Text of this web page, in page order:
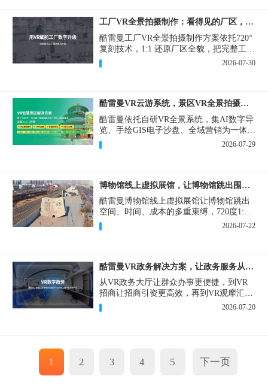
工厂VR全景拍摄制作：看得见的厂区，省下来的成本
酷雷曼工厂VR全景拍摄制作方案依托720°
复刻技术，1:1 还原厂区全貌，把完整工厂
搬进手机、电脑大屏，既是工厂对外拓客
的数字化名片，也是内部管理、人员培训
2026-07-30
酷雷曼VR云游系统，景区VR全景拍摄制作一站式落地
酷雷曼依托自研VR全景系统，集AI数字导
览、手绘GIS电子沙盘、全域营销为一体，
打造从VR全景拍摄制作到成熟VR云游落
地案例。
2026-07-29
博物馆线上虚拟展馆，让博物馆跳出围墙让历史随处可及
酷雷曼博物馆线上虚拟展馆让博物馆跳出
空间、时间、成本的多重束缚，720度1:1
实景复刻的VR数字展厅，已经成为博物馆
数字化刚需新基建。
2026-07-22
酷雷曼VR政务解决方案，让政务服务从“看得见”开始
从VR政务大厅让群众办事更便捷，到VR
招商让招商引资更高效，再到VR观摩汇报
让政务成果更直观，酷雷曼VR政务解决方
案，解锁政务服务新体验，让服务从“看得
2026-07-20
1 2 3 4 5 下一页